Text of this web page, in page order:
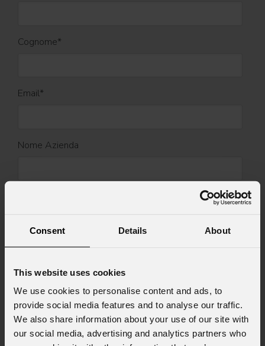
Consent Details About
This website uses cookies
We use cookies to personalise content and ads, to
provide social media features and to analyse our traffic.
We also share information about your use of our site with
our social media, advertising and analytics partners who
Cognome*
Email*
Nome Azienda
Cell.
Messaggio